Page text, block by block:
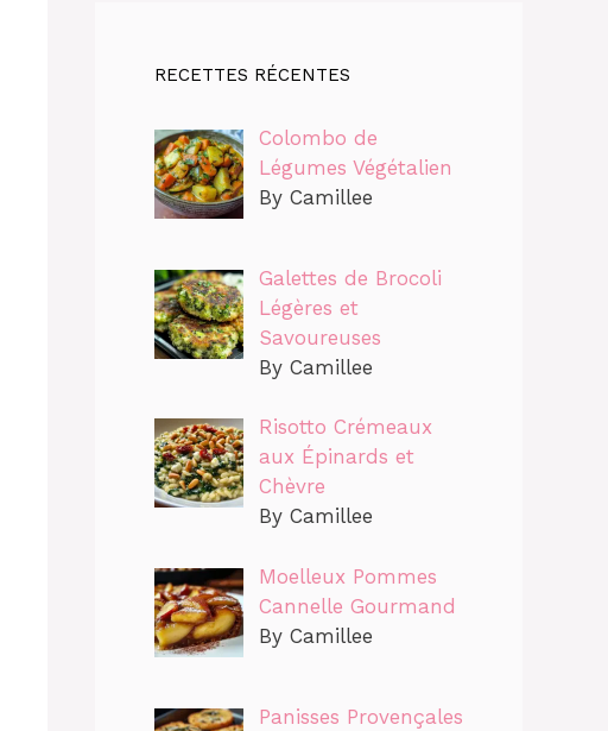
RECETTES RÉCENTES
Colombo de
Légumes Végétalien
By Camillee
Galettes de Brocoli
Légères et
Savoureuses
By Camillee
Risotto Crémeaux
aux Épinards et
Chèvre
By Camillee
Moelleux Pommes
Cannelle Gourmand
By Camillee
Panisses Provençales